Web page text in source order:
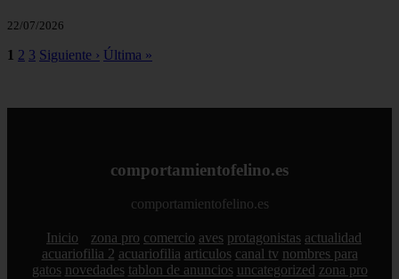
22/07/2026
1 2 3 Siguiente › Última »
comportamientofelino.es
comportamientofelino.es
Inicio zona pro comercio aves protagonistas actualidad
acuariofilia 2 acuariofilia articulos canal tv nombres para
gatos novedades tablon de anuncios uncategorized zona pro